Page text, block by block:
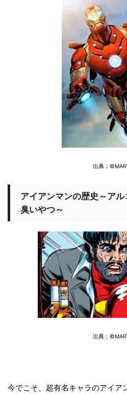
出典：
アイアンマンの歴史～ア
臭いやつ～
出典：
今でこそ、超有名キャラのアイア